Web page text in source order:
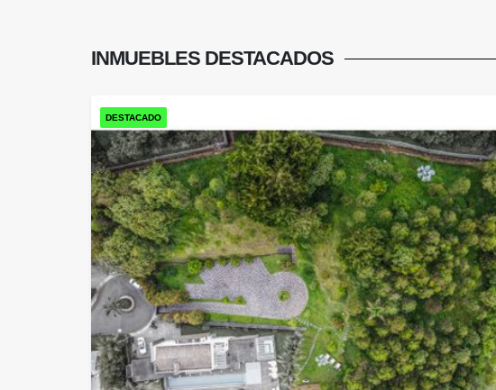
INMUEBLES DESTACADOS
DESTACADO